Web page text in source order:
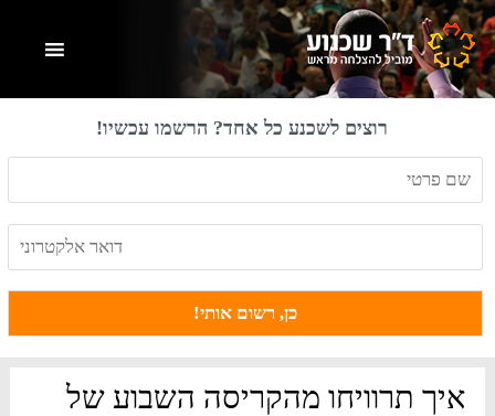
Skip
to
main
Skip
to
primary
Skip
to
footer
רוצים לשכנע כל אחד? הרשמו עכשיו!
איך תרוויחו מהקריסה השבוע של